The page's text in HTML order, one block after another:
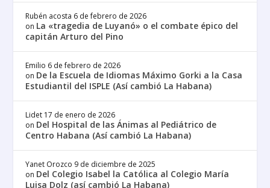
Rubén acosta 6 de febrero de 2026
on La «tragedia de Luyanó» o el combate épico del
capitán Arturo del Pino
Emilio 6 de febrero de 2026
on De la Escuela de Idiomas Máximo Gorki a la Casa
Estudiantil del ISPLE (Así cambió La Habana)
Lidet 17 de enero de 2026
on Del Hospital de las Ánimas al Pediátrico de
Centro Habana (Así cambió La Habana)
Yanet Orozco 9 de diciembre de 2025
on Del Colegio Isabel la Católica al Colegio María
Luisa Dolz (así cambió La Habana)